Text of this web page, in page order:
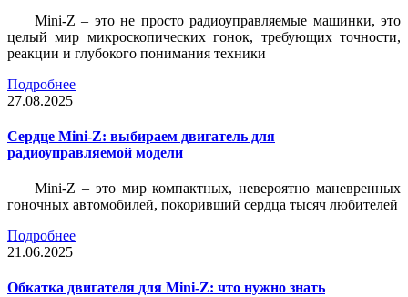
Mini-Z – это не просто радиоуправляемые машинки, это
целый мир микроскопических гонок, требующих точности,
реакции и глубокого понимания техники
Подробнее
27.08.2025
Сердце Mini-Z: выбираем двигатель для
радиоуправляемой модели
Mini-Z – это мир компактных, невероятно маневренных
гоночных автомобилей, покоривший сердца тысяч любителей
Подробнее
21.06.2025
Обкатка двигателя для Mini-Z: что нужно знать